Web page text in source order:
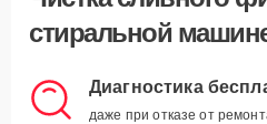
стиральной
Диагностика
даже при отказе от